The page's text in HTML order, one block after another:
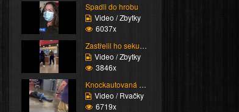
Spadli do hrobu
Video / Zbytky
6037x
Zastřelil ho sekuriťák
Video / Zbytky
3846x
Knockautovaná čúza
Video / Rvačky
6719x